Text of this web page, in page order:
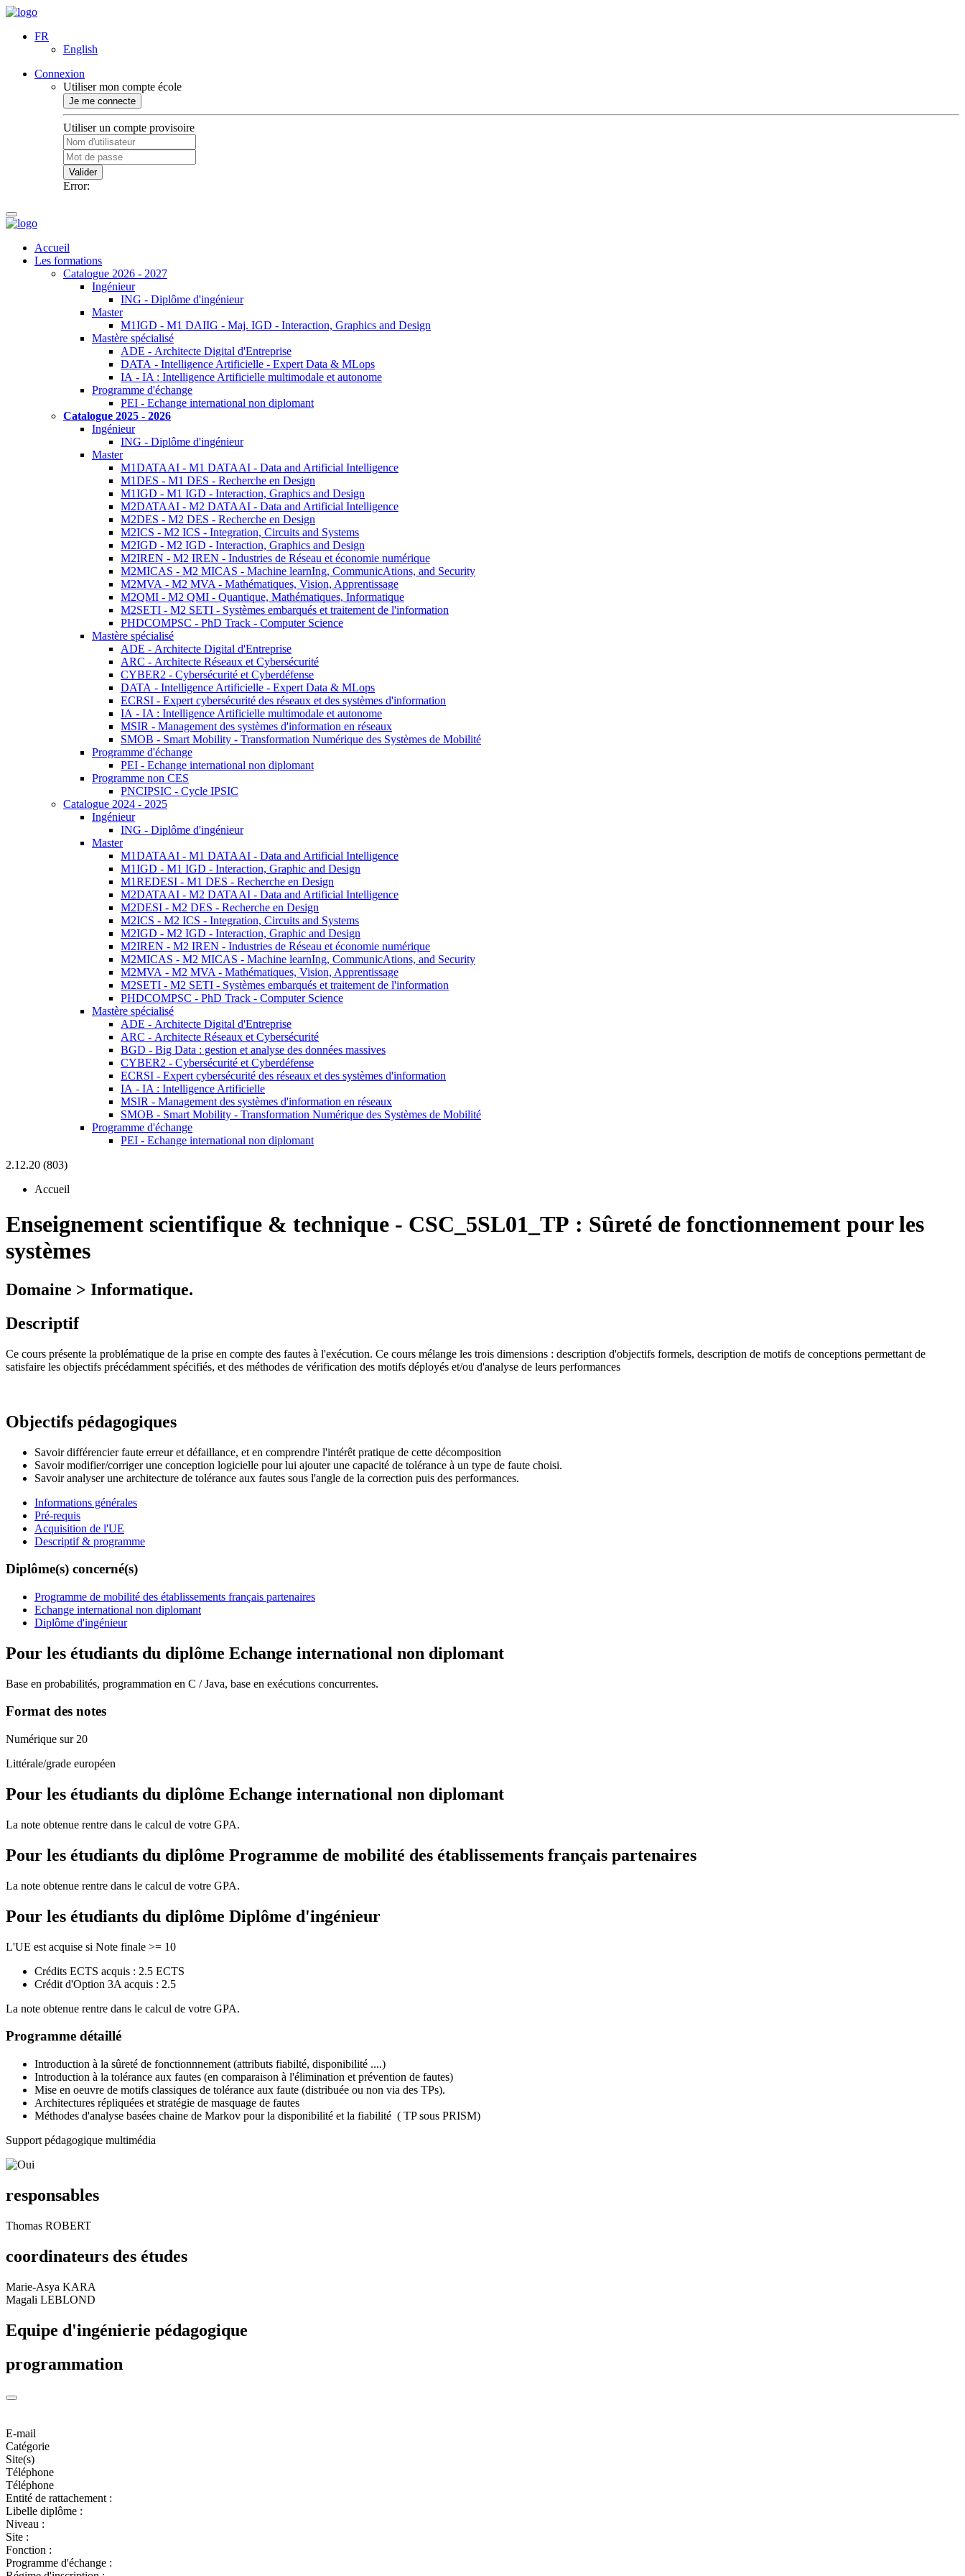
FR
English
Connexion
Utiliser mon compte école
Je me connecte
Utiliser un compte provisoire
Valider
Error:
Accueil
Les formations
Catalogue 2026 - 2027
Ingénieur
ING - Diplôme d'ingénieur
Master
M1IGD - M1 DAIIG - Maj. IGD - Interaction, Graphics and Design
Mastère spécialisé
ADE - Architecte Digital d'Entreprise
DATA - Intelligence Artificielle - Expert Data & MLops
IA - IA : Intelligence Artificielle multimodale et autonome
Programme d'échange
PEI - Echange international non diplomant
Catalogue 2025 - 2026
Ingénieur
ING - Diplôme d'ingénieur
Master
M1DATAAI - M1 DATAAI - Data and Artificial Intelligence
M1DES - M1 DES - Recherche en Design
M1IGD - M1 IGD - Interaction, Graphics and Design
M2DATAAI - M2 DATAAI - Data and Artificial Intelligence
M2DES - M2 DES - Recherche en Design
M2ICS - M2 ICS - Integration, Circuits and Systems
M2IGD - M2 IGD - Interaction, Graphics and Design
M2IREN - M2 IREN - Industries de Réseau et économie numérique
M2MICAS - M2 MICAS - Machine learnIng, CommunicAtions, and Security
M2MVA - M2 MVA - Mathématiques, Vision, Apprentissage
M2QMI - M2 QMI - Quantique, Mathématiques, Informatique
M2SETI - M2 SETI - Systèmes embarqués et traitement de l'information
PHDCOMPSC - PhD Track - Computer Science
Mastère spécialisé
ADE - Architecte Digital d'Entreprise
ARC - Architecte Réseaux et Cybersécurité
CYBER2 - Cybersécurité et Cyberdéfense
DATA - Intelligence Artificielle - Expert Data & MLops
ECRSI - Expert cybersécurité des réseaux et des systèmes d'information
IA - IA : Intelligence Artificielle multimodale et autonome
MSIR - Management des systèmes d'information en réseaux
SMOB - Smart Mobility - Transformation Numérique des Systèmes de Mobilité
Programme d'échange
PEI - Echange international non diplomant
Programme non CES
PNCIPSIC - Cycle IPSIC
Catalogue 2024 - 2025
Ingénieur
ING - Diplôme d'ingénieur
Master
M1DATAAI - M1 DATAAI - Data and Artificial Intelligence
M1IGD - M1 IGD - Interaction, Graphic and Design
M1REDESI - M1 DES - Recherche en Design
M2DATAAI - M2 DATAAI - Data and Artificial Intelligence
M2DESI - M2 DES - Recherche en Design
M2ICS - M2 ICS - Integration, Circuits and Systems
M2IGD - M2 IGD - Interaction, Graphic and Design
M2IREN - M2 IREN - Industries de Réseau et économie numérique
M2MICAS - M2 MICAS - Machine learnIng, CommunicAtions, and Security
M2MVA - M2 MVA - Mathématiques, Vision, Apprentissage
M2SETI - M2 SETI - Systèmes embarqués et traitement de l'information
PHDCOMPSC - PhD Track - Computer Science
Mastère spécialisé
ADE - Architecte Digital d'Entreprise
ARC - Architecte Réseaux et Cybersécurité
BGD - Big Data : gestion et analyse des données massives
CYBER2 - Cybersécurité et Cyberdéfense
ECRSI - Expert cybersécurité des réseaux et des systèmes d'information
IA - IA : Intelligence Artificielle
MSIR - Management des systèmes d'information en réseaux
SMOB - Smart Mobility - Transformation Numérique des Systèmes de Mobilité
Programme d'échange
PEI - Echange international non diplomant
2.12.20 (803)
Accueil
Enseignement scientifique & technique - CSC_5SL01_TP : Sûreté de fonctionnement pour les
systèmes
Domaine > Informatique.
Descriptif
Ce cours présente la problématique de la prise en compte des fautes à l'exécution. Ce cours mélange les trois dimensions : description d'objectifs formels, description de motifs de conceptions permettant de
satisfaire les objectifs précédamment spécifiés, et des méthodes de vérification des motifs déployés et/ou d'analyse de leurs performances
Objectifs pédagogiques
Savoir différencier faute erreur et défaillance, et en comprendre l'intérêt pratique de cette décomposition
Savoir modifier/corriger une conception logicielle pour lui ajouter une capacité de tolérance à un type de faute choisi.
Savoir analyser une architecture de tolérance aux fautes sous l'angle de la correction puis des performances.
Informations générales
Pré-requis
Acquisition de l'UE
Descriptif & programme
Diplôme(s) concerné(s)
Programme de mobilité des établissements français partenaires
Echange international non diplomant
Diplôme d'ingénieur
Pour les étudiants du diplôme Echange international non diplomant
Base en probabilités, programmation en C / Java, base en exécutions concurrentes.
Format des notes
Numérique sur 20
Littérale/grade européen
Pour les étudiants du diplôme Echange international non diplomant
La note obtenue rentre dans le calcul de votre GPA.
Pour les étudiants du diplôme Programme de mobilité des établissements français partenaires
La note obtenue rentre dans le calcul de votre GPA.
Pour les étudiants du diplôme Diplôme d'ingénieur
L'UE est acquise si Note finale >= 10
Crédits ECTS acquis : 2.5 ECTS
Crédit d'Option 3A acquis : 2.5
La note obtenue rentre dans le calcul de votre GPA.
Programme détaillé
Introduction à la sûreté de fonctionnnement (attributs fiabilté, disponibilité ....)
Introduction à la tolérance aux fautes (en comparaison à l'élimination et prévention de fautes)
Mise en oeuvre de motifs classiques de tolérance aux faute (distribuée ou non via des TPs).
Architectures répliquées et stratégie de masquage de fautes
Méthodes d'analyse basées chaine de Markov pour la disponibilité et la fiabilité ( TP sous PRISM)
Support pédagogique multimédia
responsables
Thomas ROBERT
coordinateurs des études
Marie-Asya KARA
Magali LEBLOND
Equipe d'ingénierie pédagogique
programmation
E-mail
Catégorie
Site(s)
Téléphone
Téléphone
Entité de rattachement :
Libelle diplôme :
Niveau :
Site :
Fonction :
Programme d'échange :